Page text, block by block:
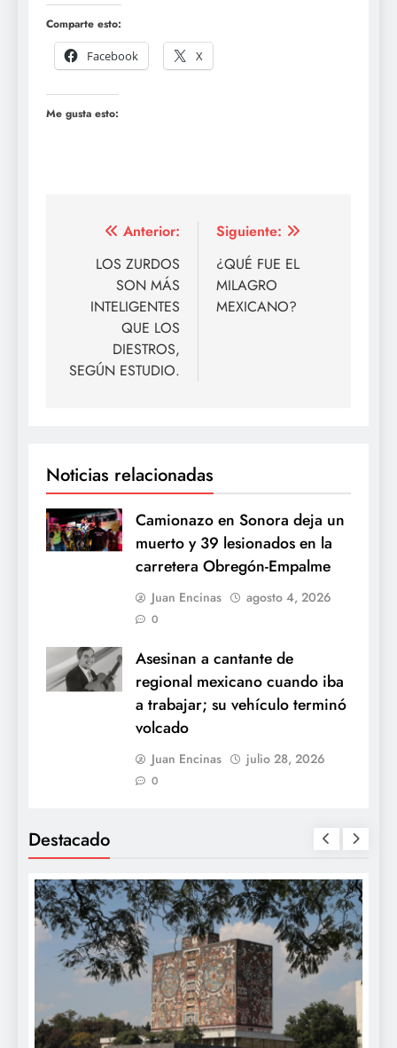
Comparte esto:
Facebook
X
Me gusta esto:
Navegación
entradas
Anterior:
LOS ZURDOS
SON MÁS
INTELIGENTES
QUE LOS
DIESTROS,
SEGÚN ESTUDIO.
Siguiente:
¿QUÉ FUE EL
MILAGRO
MEXICANO?
Noticias relacionadas
Camionazo en Sonora deja un
muerto y 39 lesionados en la
carretera Obregón-Empalme
Juan Encinas agosto 4, 2026
0
Asesinan a cantante de
regional mexicano cuando iba
a trabajar; su vehículo terminó
volcado
Juan Encinas julio 28, 2026
0
Destacado